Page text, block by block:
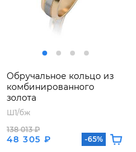
Обручальное кольцо из
комбинированного
золота
Ш1/бж
48 305 ₽
138 013 ₽
-65%